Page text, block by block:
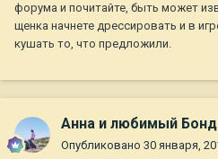
форума и почитайте, быть может
щенка начнете дрессировать и в
кушать то, что предложили.
Анна и любимый Бонд
Опубликовано 30 января,